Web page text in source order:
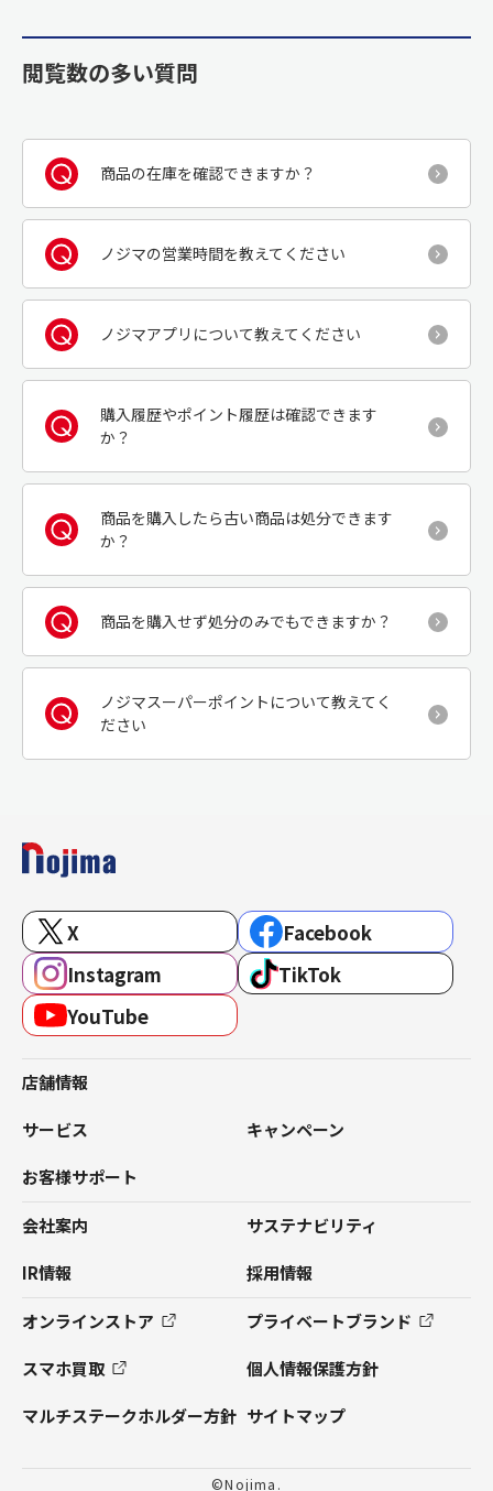
閲覧数の多い質問
商品の在庫を確認できますか？
ノジマの営業時間を教えてください
ノジマアプリについて教えてください
購入履歴やポイント履歴は確認できます
か？
商品を購入したら古い商品は処分できます
か？
商品を購入せず処分のみでもできますか？
ノジマスーパーポイントについて教えてく
ださい
X
Facebook
Instagram
TikTok
YouTube
店舗情報
サービス キャンペーン
お客様サポート
会社案内 サステナビリティ
IR情報 採用情報
オンラインストア プライベートブランド
スマホ買取 個人情報保護方針
マルチステークホルダー方針 サイトマップ
©Nojima.